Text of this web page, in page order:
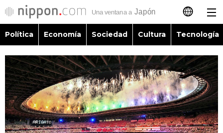
日本語
English
简体字
繁體字
Política
Economía
Política Economía Sociedad Cultura Tecnología